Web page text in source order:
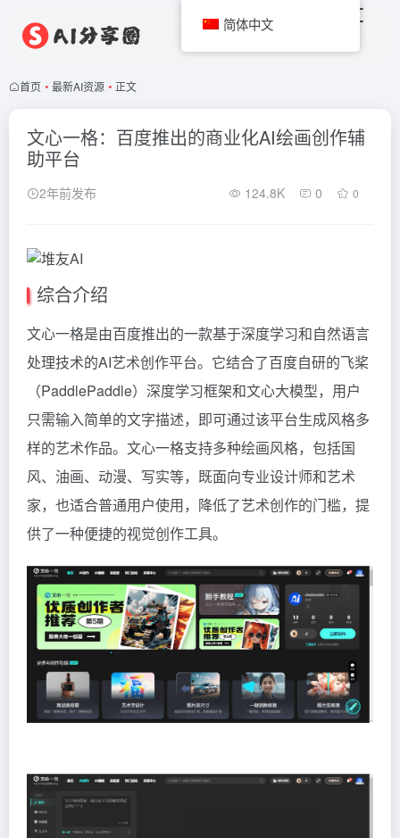
首页 • 最新AI资源 • 正文
文心一格：百度推出的商业化AI绘画创作辅
助平台
2年前发布 124.8K 0 0
综合介绍
文心一格是由百度推出的一款基于深度学习和自然语言
处理技术的AI艺术创作平台。它结合了百度自研的飞桨
（PaddlePaddle）深度学习框架和文心大模型，用户
只需输入简单的文字描述，即可通过该平台生成风格多
样的艺术作品。文心一格支持多种绘画风格，包括国
风、油画、动漫、写实等，既面向专业设计师和艺术
家，也适合普通用户使用，降低了艺术创作的门槛，提
供了一种便捷的视觉创作工具。
简体中文